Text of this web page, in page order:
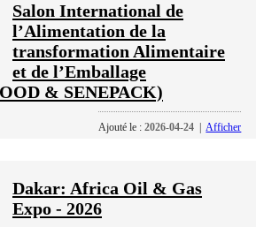
Salon International de
l’Alimentation de la
transformation Alimentaire
et de l’Emballage
& SENEPACK)
Ajouté le :2026-04-24 |Afficher
Dakar: Africa Oil & Gas
Expo - 2026